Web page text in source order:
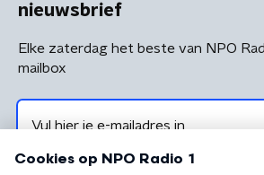
nieuwsbrief
Elke zaterdag het beste van NPO
mailbox